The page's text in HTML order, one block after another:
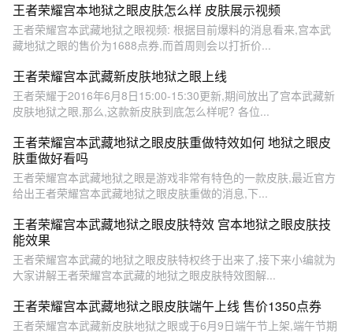
王者荣耀宫本地狱之眼皮肤怎么样 皮肤展示视频
王者荣耀宫本武藏地狱之眼视频: 根据目前爆料的消息看来,宫本武
藏地狱之眼的售价为1688点券,而首周则会以打折价...
王者荣耀宫本武藏新皮肤地狱之眼上线
王者荣耀于2016年6月8日15:00-15:30更新,期间放出了宫本武藏新
皮肤地狱之眼,那么,这款新皮肤到底怎么样呢? 各位...
王者荣耀宫本武藏地狱之眼皮肤重做特效如何 地狱之眼皮
肤重做好看吗
王者荣耀宫本武藏地狱之眼是游戏非常有特色的一款皮肤,最近官方
给出王者荣耀宫本武藏地狱之眼皮肤重做的消息,下...
王者荣耀宫本武藏地狱之眼皮肤特效 宫本地狱之眼皮肤技
能效果
王者荣耀宫本武藏的地狱之眼皮肤特权终于出来了,接下来小编就为
大家讲解王者荣耀宫本武藏的地狱之眼皮肤特效图解...
王者荣耀宫本武藏地狱之眼皮肤端午上线 售价1350点券
王者荣耀宫本武藏新皮肤地狱之眼或于6月9日端午节上架,端午节期